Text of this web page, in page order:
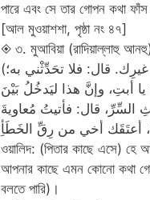
পারে এবং সে তার গোপন কথা ফাঁস
[আল মুওয়াশশা, পৃষ্ঠা নং ৪৭]
◈ ৩. মুআবিয়া (রাদিয়াল্লাহু
(يا أبتِ، إنَّ أميرَ المُؤمِنين أسَرَّ إليَّ حديثًا، وما أراه يطوي عنك ما بسَطه إلى غيرِك. قال: فلا تحَدِّثْني به؛
أبتِ، وإنَّ هذا ليَدخُلُ بَيْنَ
السِّرِّ، قال: فأتيتُ مُعاويةَ
ওয়ালিদ: (পিতার কাছে এসে) হে
আপনার কাছে এমন কোনো কথা
বলতে পারি)।